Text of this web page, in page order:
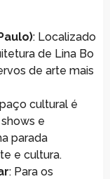
: Localizado
de Lina Bo
de arte mais
cultural é
e
parada
e cultura.
: Para os